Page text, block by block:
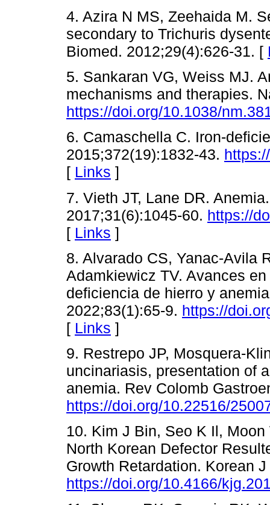
4. Azira N MS, Zeehaida M.
secondary to Trichuris
Biomed. 2012;29(4):626-31. [
5. Sankaran VG, Weiss MJ.
mechanisms and therapies.
https://doi.org/10.1038/
6. Camaschella C. Iron-
2015;372(19):1832-43.
[ Links ]
7. Vieth JT, Lane DR.
2017;31(6):1045-60. https://
[ Links ]
8. Alvarado CS, Yanac-Avila
Adamkiewicz TV. Avances
deficiencia de hierro y
2022;83(1):65-9. https://
[ Links ]
9. Restrepo JP, Mosquera-
uncinariasis, presentation of
anemia. Rev Colomb
https://doi.org/10.22516/
10. Kim J Bin, Seo K Il,
North Korean Defector
Growth Retardation. Korean
https://doi.org/10.4166/